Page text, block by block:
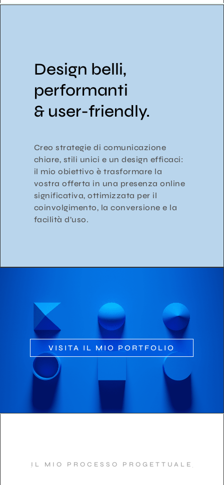
Design belli,
performanti
& user-friendly.
Creo strategie di comunicazione
chiare, stili unici e un design efficaci:
il mio obiettivo è trasformare la
vostra offerta in una presenza online
significativa, ottimizzata per il
coinvolgimento, la conversione e la
facilità d’uso.
VISITA IL MIO PORTFOLIO
IL MIO PROCESSO PROGETTUALE